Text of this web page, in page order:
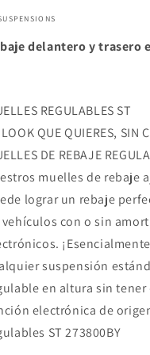
delantero y trasero
REGULABLES ST
QUE QUIERES, SIN
DE REBAJE
muelles de rebaje
lograr un rebaje
con o sin
suspensión
en altura sin tener
electrónica de
ST 273800BY